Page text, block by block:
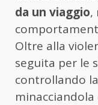
da un viaggio,
Oltre alla
seguita per le
controllando